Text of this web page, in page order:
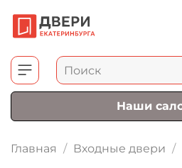
Наши
Главная Входные двери